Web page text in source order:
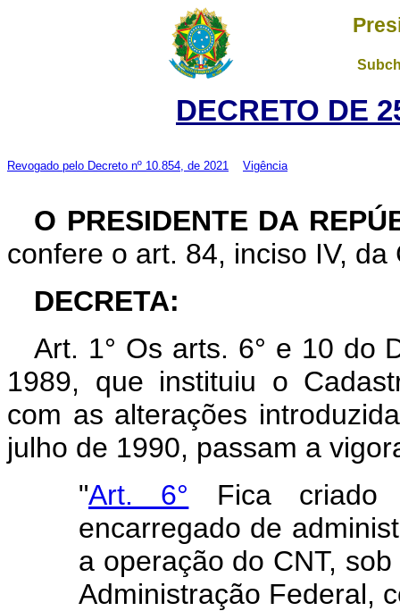
DECRETO DE
Revogado pelo Decreto nº 10.854, de 2021 Vigência
O PRESIDENTE DA
confere o art. 84, inciso IV, da
DECRETA:
Art. 1° Os arts. 6° e 10 do
1989, que instituiu o
com as alterações
julho de 1990, passam a
"Art. 6° Fica criado
encarregado de
a operação do CNT,
Administração Federal,